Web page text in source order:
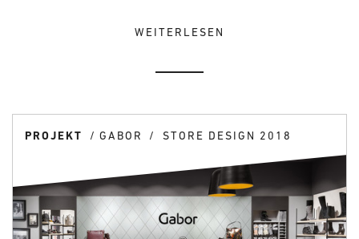
WEITERLESEN
PROJEKT GABOR STORE DESIGN 2018